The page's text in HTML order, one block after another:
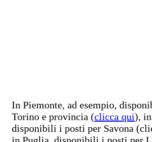
In Piemonte, ad esempio,
Torino e provincia (clicca qui),
disponibili i posti per Savona